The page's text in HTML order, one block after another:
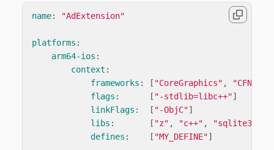
name: "AdExtension"
platforms :
arm64-ios :
context :
frameworks : [ "CoreGraphics" , "
flags : [ "-stdlib=libc++"]
linkFlags : [ "-ObjC"]
libs : [ "z" , "c++" , "sqlite3"
defines : [ "MY_DEFINE"]